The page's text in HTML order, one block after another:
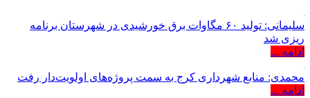
سلیمانی: تولید ۶۰ مگاوات برق خورشیدی در شهرستان برنامه
ریزی شد
ادامه ...
محمدی: منابع شهرداری کرج به سمت پروژه‌های اولویت‌دار رفت
ادامه ...